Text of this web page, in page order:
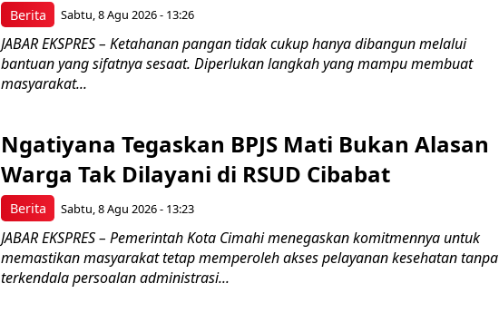
Berita Sabtu, 8 Agu 2026 - 13:26
JABAR EKSPRES – Ketahanan pangan tidak cukup hanya dibangun melalui
bantuan yang sifatnya sesaat. Diperlukan langkah yang mampu membuat
masyarakat...
Berita
Ngatiyana Tegaskan BPJS Mati Bukan Alasan
Warga Tak Dilayani di RSUD Cibabat
Sabtu, 8 Agu 2026 - 13:23
JABAR EKSPRES – Pemerintah Kota Cimahi menegaskan komitmennya untuk
memastikan masyarakat tetap memperoleh akses pelayanan kesehatan tanpa
terkendala persoalan administrasi...